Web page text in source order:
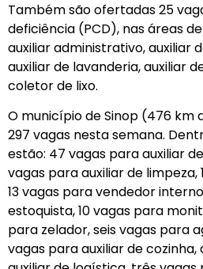
Também são ofertadas 25
deficiência (PCD), nas áreas
auxiliar administrativo, auxiliar
auxiliar de lavanderia, auxiliar
coletor de lixo.
O município de Sinop (476 km
297 vagas nesta semana.
estão: 47 vagas para auxiliar
vagas para auxiliar de limpeza,
13 vagas para vendedor
estoquista, 10 vagas para
para zelador, seis vagas para
vagas para auxiliar de